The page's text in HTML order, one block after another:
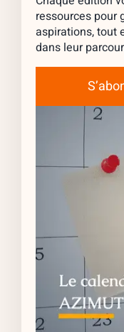
ressources pour
aspirations, tout
dans leur